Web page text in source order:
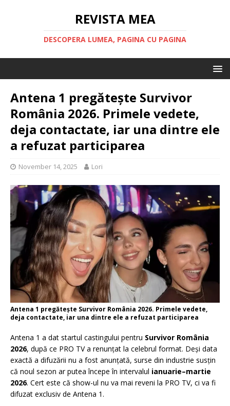
REVISTA MEA
DESCOPERA LUMEA, PAGINA CU PAGINA
Antena 1 pregătește Survivor
România 2026. Primele vedete,
deja contactate, iar una dintre ele
a refuzat participarea
November 14, 2025 Lori
Antena 1 pregătește Survivor România 2026. Primele vedete,
deja contactate, iar una dintre ele a refuzat participarea
Antena 1 a dat startul castingului pentru Survivor România
2026, după ce PRO TV a renunțat la celebrul format. Deși data
exactă a difuzării nu a fost anunțată, surse din industrie susțin
că noul sezon ar putea începe în intervalul ianuarie–martie
2026. Cert este că show-ul nu va mai reveni la PRO TV, ci va fi
difuzat exclusiv de Antena 1.